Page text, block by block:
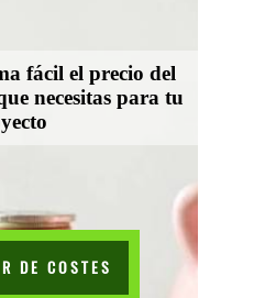
fácil el precio del
necesitas para tu
DE COSTES